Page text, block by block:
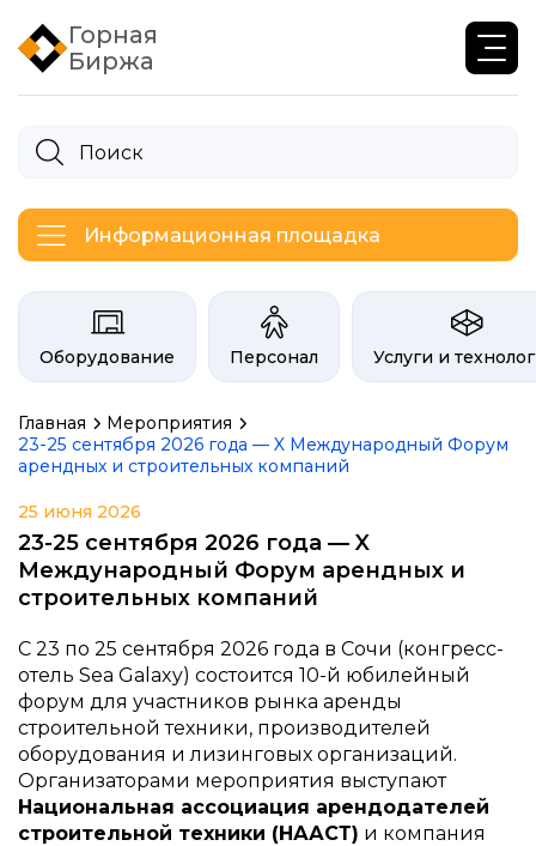
Горная
Биржа
Информационная площадка
Категории на бирже Инфогор
Оборудование Персонал Услуги и
Главная
Мероприятия
23-25 сентября 2026 года — X Международный Форум
арендных и строительных компаний
25 июня 2026
23-25 сентября 2026 года — X
Международный Форум арендных и
строительных компаний
С 23 по 25 сентября 2026 года в Сочи (конгресс-
отель Sea Galaxy) состоится 10-й юбилейный
форум для участников рынка аренды
строительной техники, производителей
оборудования и лизинговых организаций.
Организаторами мероприятия выступают
Национальная ассоциация арендодателей
строительной техники (НААСТ) и компания